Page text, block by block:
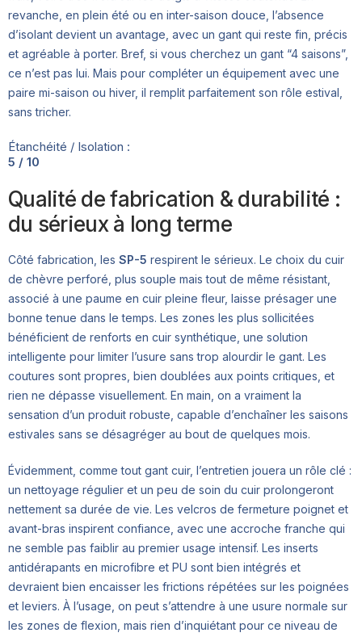
revanche, en plein été ou en inter-saison douce, l’absence
d’isolant devient un avantage, avec un gant qui reste fin, précis
et agréable à porter. Bref, si vous cherchez un gant “4 saisons”,
ce n’est pas lui. Mais pour compléter un équipement avec une
paire mi-saison ou hiver, il remplit parfaitement son rôle estival,
sans tricher.
Étanchéité / Isolation :
5 / 10
Qualité de fabrication & durabilité :
du sérieux à long terme
Côté fabrication, les SP-5 respirent le sérieux. Le choix du cuir
de chèvre perforé, plus souple mais tout de même résistant,
associé à une paume en cuir pleine fleur, laisse présager une
bonne tenue dans le temps. Les zones les plus sollicitées
bénéficient de renforts en cuir synthétique, une solution
intelligente pour limiter l’usure sans trop alourdir le gant. Les
coutures sont propres, bien doublées aux points critiques, et
rien ne dépasse visuellement. En main, on a vraiment la
sensation d’un produit robuste, capable d’enchaîner les saisons
estivales sans se désagréger au bout de quelques mois.
Évidemment, comme tout gant cuir, l’entretien jouera un rôle clé :
un nettoyage régulier et un peu de soin du cuir prolongeront
nettement sa durée de vie. Les velcros de fermeture poignet et
avant-bras inspirent confiance, avec une accroche franche qui
ne semble pas faiblir au premier usage intensif. Les inserts
antidérapants en microfibre et PU sont bien intégrés et
devraient bien encaisser les frictions répétées sur les poignées
et leviers. À l’usage, on peut s’attendre à une usure normale sur
les zones de flexion, mais rien d’inquiétant pour ce niveau de